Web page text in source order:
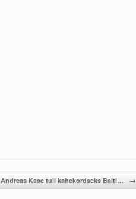
Andreas Kase tuli kahekordseks Balti… →